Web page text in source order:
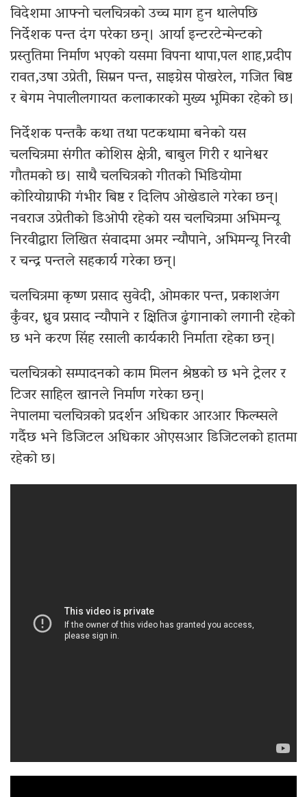
विदेशमा आफ्नो चलचित्रको उच्च माग हुन थालेपछि
निर्देशक पन्त दंग परेका छन्। आर्या इन्टरटेन्मेन्टको
प्रस्तुतिमा निर्माण भएको यसमा विपना थापा,पल शाह,प्रदीप
रावत,उषा उप्रेती, सिम्रन पन्त, साइग्रेस पोखरेल, गजित बिष्ट
र बेगम नेपालीलगायत कलाकारको मुख्य भूमिका रहेको छ।
निर्देशक पन्तकै कथा तथा पटकथामा बनेको यस
चलचित्रमा संगीत कोशिस क्षेत्री, बाबुल गिरी र थानेश्वर
गौतमको छ। साथै चलचित्रको गीतको भिडियोमा
कोरियोग्राफी गंभीर बिष्ट र दिलिप ओखेडाले गरेका छन्।
नवराज उप्रेतीको डिओपी रहेको यस चलचित्रमा अभिमन्यू
निरवीद्वारा लिखित संवादमा अमर न्यौपाने, अभिमन्यू निरवी
र चन्द्र पन्तले सहकार्य गरेका छन्।
चलचित्रमा कृष्ण प्रसाद सुवेदी, ओमकार पन्त, प्रकाशजंग
कुँवर, ध्रुव प्रसाद न्यौपाने र क्षितिज ढुंगानाको लगानी रहेको
छ भने करण सिंह रसाली कार्यकारी निर्माता रहेका छन्।
चलचित्रको सम्पादनको काम मिलन श्रेष्ठको छ भने ट्रेलर र
टिजर साहिल खानले निर्माण गरेका छन्।
नेपालमा चलचित्रको प्रदर्शन अधिकार आरआर फिल्म्सले
गर्दैछ भने डिजिटल अधिकार ओएसआर डिजिटलको हातमा
रहेको छ।